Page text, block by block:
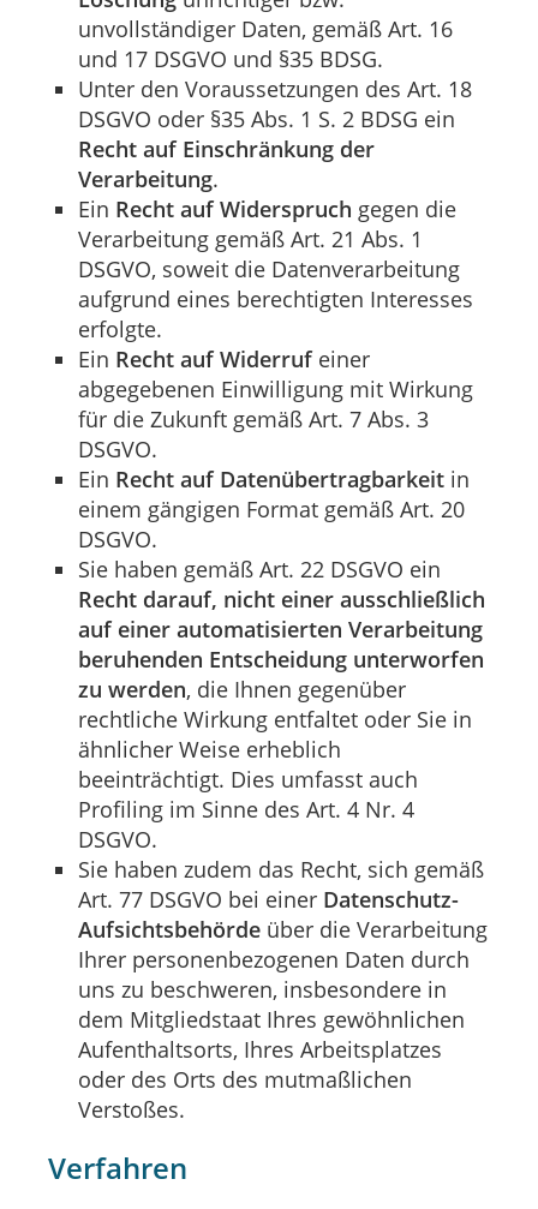
unvollständiger Daten, gemäß Art. 16
und 17 DSGVO und §35 BDSG.
Unter den Voraussetzungen des Art. 18
DSGVO oder §35 Abs. 1 S. 2 BDSG ein
Recht auf Einschränkung der
Verarbeitung.
Ein Recht auf Widerspruch gegen die
Verarbeitung gemäß Art. 21 Abs. 1
DSGVO, soweit die Datenverarbeitung
aufgrund eines berechtigten Interesses
erfolgte.
Ein Recht auf Widerrufeiner
abgegebenen Einwilligung mit Wirkung
für die Zukunft gemäß Art. 7 Abs. 3
DSGVO.
Ein Recht auf Datenübertragbarkeit in
einem gängigen Format gemäß Art. 20
DSGVO.
Sie haben gemäß Art. 22 DSGVO ein
Recht darauf, nicht einer ausschließlich
auf einer automatisierten Verarbeitung
beruhenden Entscheidung unterworfen
zu werden, die Ihnen gegenüber
rechtliche Wirkung entfaltet oder Sie in
ähnlicher Weise erheblich
beeinträchtigt. Dies umfasst auch
Profiling im Sinne des Art. 4 Nr. 4
DSGVO.
Sie haben zudem das Recht, sich gemäß
Art. 77 DSGVO bei einer Datenschutz-
Aufsichtsbehörde über die Verarbeitung
Ihrer personenbezogenen Daten durch
uns zu beschweren, insbesondere in
dem Mitgliedstaat Ihres gewöhnlichen
Aufenthaltsorts, Ihres Arbeitsplatzes
oder des Orts des mutmaßlichen
Verstoßes.
Verfahren